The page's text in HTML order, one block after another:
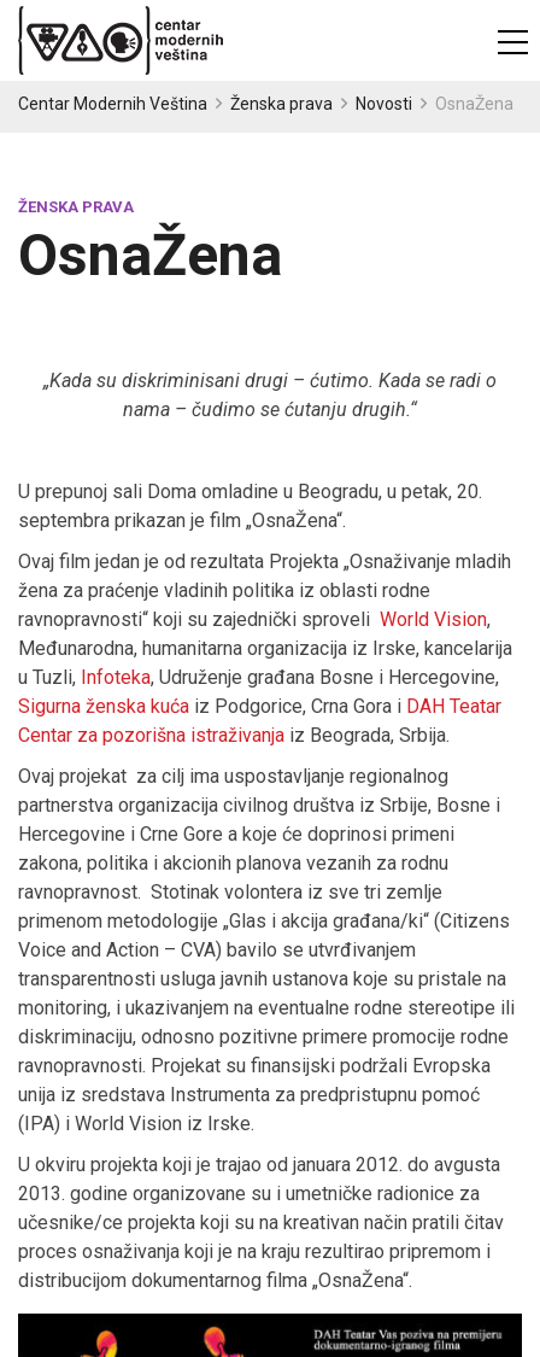
Centar Modernih Veština Ženska prava Novosti OsnaŽena
ŽENSKA PRAVA
OsnaŽena
„Kada su diskriminisani drugi – ćutimo. Kada se radi o
nama – čudimo se ćutanju drugih.“
U prepunoj sali Doma omladine u Beogradu, u petak, 20.
septembra prikazan je film „OsnaŽena“.
Ovaj film jedan je od rezultata Projekta „Osnaživanje mladih
žena za praćenje vladinih politika iz oblasti rodne
ravnopravnosti“ koji su zajednički sproveli World Vision,
Međunarodna, humanitarna organizacija iz Irske, kancelarija
u Tuzli, Infoteka, Udruženje građana Bosne i Hercegovine,
Sigurna ženska kuća iz Podgorice, Crna Gora i DAH Teatar
Centar za pozorišna istraživanja iz Beograda, Srbija.
Ovaj projekat za cilj ima uspostavljanje regionalnog
partnerstva organizacija civilnog društva iz Srbije, Bosne i
Hercegovine i Crne Gore a koje će doprinosi primeni
zakona, politika i akcionih planova vezanih za rodnu
ravnopravnost. Stotinak volontera iz sve tri zemlje
primenom metodologije „Glas i akcija građana/ki“ (Citizens
Voice and Action – CVA) bavilo se utvrđivanjem
transparentnosti usluga javnih ustanova koje su pristale na
monitoring, i ukazivanjem na eventualne rodne stereotipe ili
diskriminaciju, odnosno pozitivne primere promocije rodne
ravnopravnosti. Projekat su finansijski podržali Evropska
unija iz sredstava Instrumenta za predpristupnu pomoć
(IPA) i World Vision iz Irske.
U okviru projekta koji je trajao od januara 2012. do avgusta
2013. godine organizovane su i umetničke radionice za
učesnike/ce projekta koji su na kreativan način pratili čitav
proces osnaživanja koji je na kraju rezultirao pripremom i
distribucijom dokumentarnog filma „OsnaŽena“.